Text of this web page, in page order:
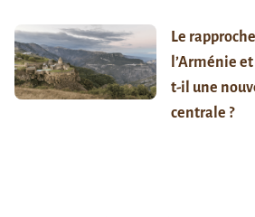
Le
l’Arménie
t-il une
centrale ?